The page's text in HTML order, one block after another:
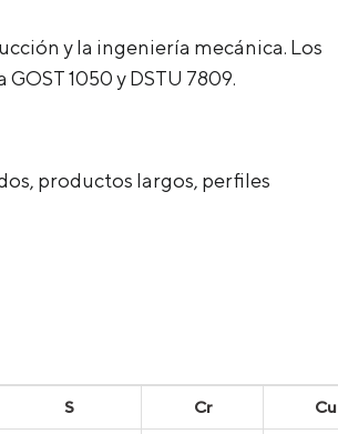
y la ingeniería mecánica. Los
1050 y DSTU 7809.
productos largos, perfiles
S Cr Cu